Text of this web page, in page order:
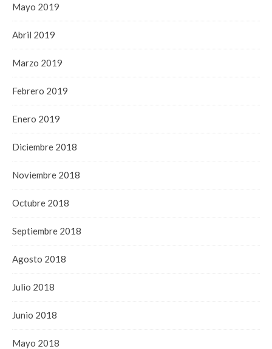
Mayo 2019
Abril 2019
Marzo 2019
Febrero 2019
Enero 2019
Diciembre 2018
Noviembre 2018
Octubre 2018
Septiembre 2018
Agosto 2018
Julio 2018
Junio 2018
Mayo 2018